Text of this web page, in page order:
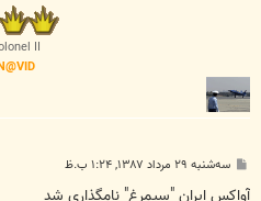
II
ت
سه‌شنبه ۲۹ مرداد ۱۳۸۷, ۱:۲۴ ب.ظ
آواكس ايران "سيمرغ" نامگذاري شد